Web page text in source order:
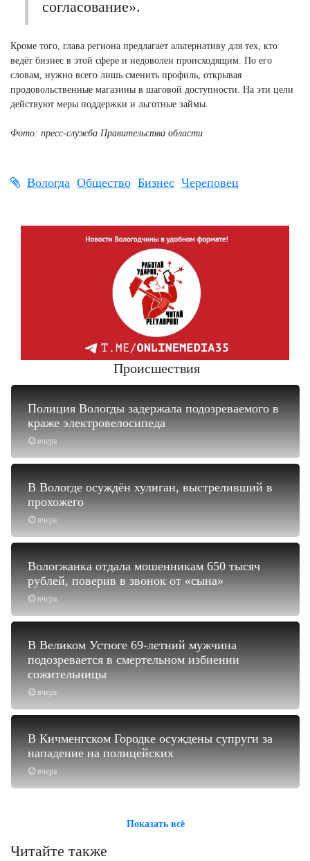
согласование».
Кроме того, глава региона предлагает альтернативу для тех, кто
ведёт бизнес в этой сфере и недоволен происходящим. По его
словам, нужно всего лишь сменить профиль, открывая
продовольственные магазины в шаговой доступности. На эти цели
действуют меры поддержки и льготные займы.
Фото: пресс-служба Правительства области
Вологда Общество Бизнес Череповец
Происшествия
вчера
Полиция Вологды задержала подозреваемого в
краже электровелосипеда
вчера
В Вологде осуждён хулиган, выстреливший в
прохожего
вчера
Вологжанка отдала мошенникам 650 тысяч
рублей, поверив в звонок от «сына»
вчера
В Великом Устюге 69-летний мужчина
подозревается в смертельном избиении
сожительницы
вчера
В Кичменгском Городке осуждены супруги за
нападение на полицейских
Показать всё
Читайте также